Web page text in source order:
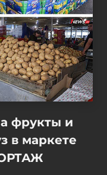
фрукты и
в маркете